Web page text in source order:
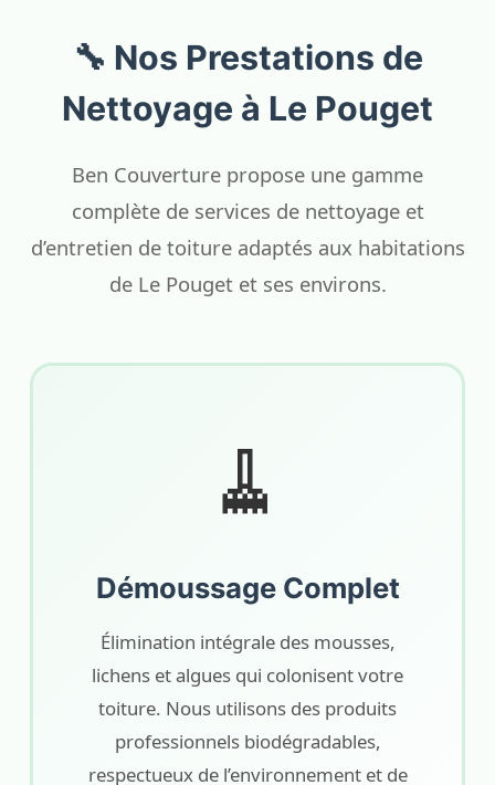
🔧 Nos Prestations de
Nettoyage à Le Pouget
Ben Couverture propose une gamme
complète de services de nettoyage et
d’entretien de toiture adaptés aux habitations
de Le Pouget et ses environs.
🧹
Démoussage Complet
Élimination intégrale des mousses,
lichens et algues qui colonisent votre
toiture. Nous utilisons des produits
professionnels biodégradables,
respectueux de l’environnement et de